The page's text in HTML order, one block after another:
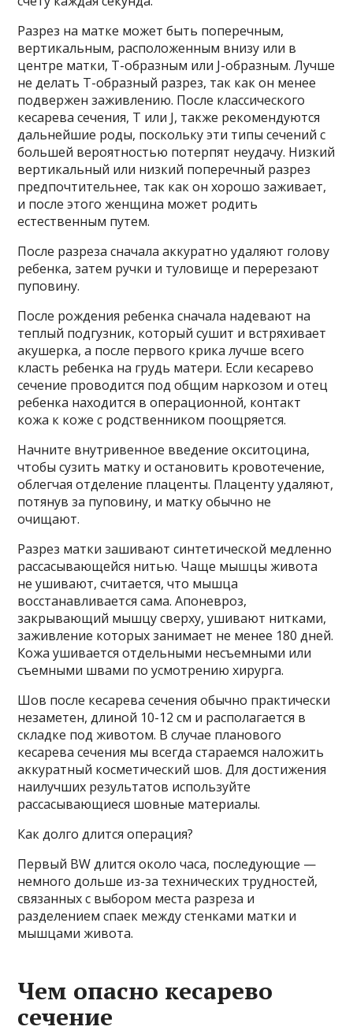
Разрез на матке может быть поперечным,
вертикальным, расположенным внизу или в
центре матки, Т-образным или J-образным. Лучше
не делать Т-образный разрез, так как он менее
подвержен заживлению. После классического
кесарева сечения, T или J, также рекомендуются
дальнейшие роды, поскольку эти типы сечений с
большей вероятностью потерпят неудачу. Низкий
вертикальный или низкий поперечный разрез
предпочтительнее, так как он хорошо заживает,
и после этого женщина может родить
естественным путем.
После разреза сначала аккуратно удаляют голову
ребенка, затем ручки и туловище и перерезают
пуповину.
После рождения ребенка сначала надевают на
теплый подгузник, который сушит и встряхивает
акушерка, а после первого крика лучше всего
класть ребенка на грудь матери. Если кесарево
сечение проводится под общим наркозом и отец
ребенка находится в операционной, контакт
кожа к коже с родственником поощряется.
Начните внутривенное введение окситоцина,
чтобы сузить матку и остановить кровотечение,
облегчая отделение плаценты. Плаценту удаляют,
потянув за пуповину, и матку обычно не
очищают.
Разрез матки зашивают синтетической медленно
рассасывающейся нитью. Чаще мышцы живота
не ушивают, считается, что мышца
восстанавливается сама. Апоневроз,
закрывающий мышцу сверху, ушивают нитками,
заживление которых занимает не менее 180 дней.
Кожа ушивается отдельными несъемными или
съемными швами по усмотрению хирурга.
Шов после кесарева сечения обычно практически
незаметен, длиной 10-12 см и располагается в
складке под животом. В случае планового
кесарева сечения мы всегда стараемся наложить
аккуратный косметический шов. Для достижения
наилучших результатов используйте
рассасывающиеся шовные материалы.
Как долго длится операция?
Первый BW длится около часа, последующие —
немного дольше из-за технических трудностей,
связанных с выбором места разреза и
разделением спаек между стенками матки и
мышцами живота.
Чем опасно кесарево
сечение